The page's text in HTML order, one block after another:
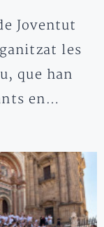
Joventut
les
que han
en…